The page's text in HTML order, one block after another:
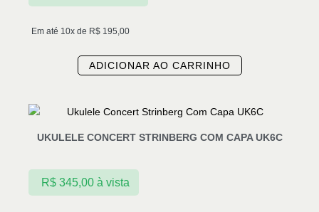
Em até 10x de R$ 195,00
ADICIONAR AO CARRINHO
UKULELE CONCERT STRINBERG COM CAPA UK6C
R$345,00 à vista